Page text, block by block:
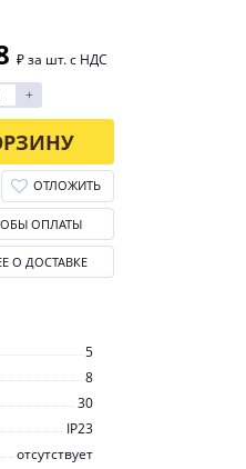
5
8
30
IP23
отсутствует
₽ за шт. с НДС
+
ОТЛОЖИТЬ
ОПЛАТЫ
О ДОСТАВКЕ